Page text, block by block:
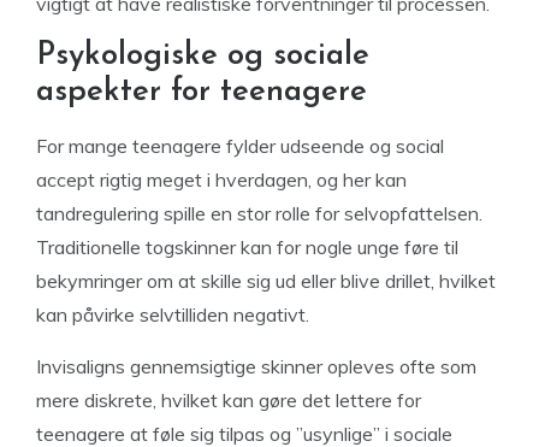
Psykologiske og sociale
aspekter for teenagere
For mange teenagere fylder udseende og social
accept rigtig meget i hverdagen, og her kan
tandregulering spille en stor rolle for selvopfattelsen.
Traditionelle togskinner kan for nogle unge føre til
bekymringer om at skille sig ud eller blive drillet, hvilket
kan påvirke selvtilliden negativt.
Invisaligns gennemsigtige skinner opleves ofte som
mere diskrete, hvilket kan gøre det lettere for
teenagere at føle sig tilpas og ”usynlige” i sociale